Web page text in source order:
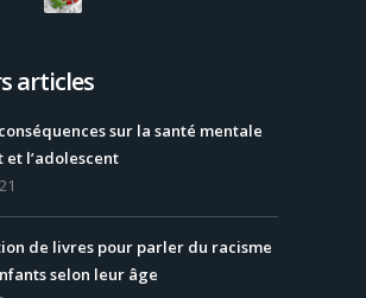
articles
conséquences sur la santé mentale
et l’adolescent
de livres pour parler du racisme
selon leur âge